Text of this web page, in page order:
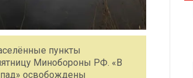
пункты
Минобороны РФ. «В
освобождены